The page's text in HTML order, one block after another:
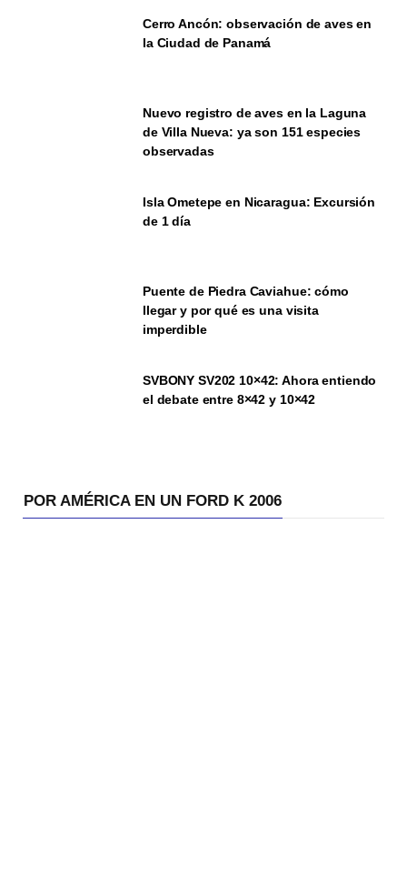
Cerro Ancón: observación de aves en
la Ciudad de Panamá
Nuevo registro de aves en la Laguna
de Villa Nueva: ya son 151 especies
observadas
Isla Ometepe en Nicaragua: Excursión
de 1 día
Puente de Piedra Caviahue: cómo
llegar y por qué es una visita
imperdible
SVBONY SV202 10×42: Ahora entiendo
el debate entre 8×42 y 10×42
POR AMÉRICA EN UN FORD K 2006